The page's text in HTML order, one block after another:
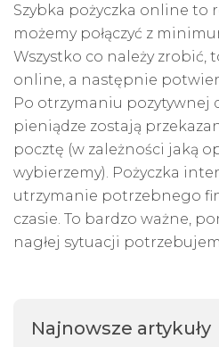
Szybka pożyczka online to
możemy połączyć z
Wszystko co należy zrobić,
online, a następnie
Po otrzymaniu pozytywnej
pieniądze zostają
pocztę (w zależności jaką
wybierzemy). Pożyczka
utrzymanie potrzebnego
czasie. To bardzo ważne,
nagłej sytuacji
Najnowsze artykuły